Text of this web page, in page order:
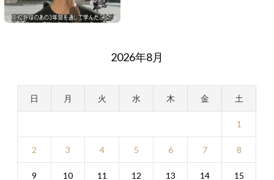
2026年8月
日 月 火 水 木 金 土
1
2 3 4 5 6 7 8
9 10 11 12 13 14 15